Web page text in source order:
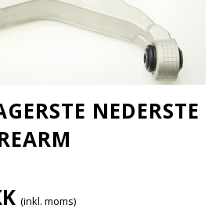
NEDERSTE
(inkl. moms)